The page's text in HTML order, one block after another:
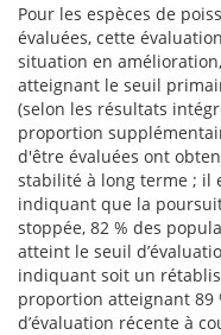
Pour les espèces de
évaluées, cette
situation en
atteignant le seuil
(selon les résultats
proportion
d'être évaluées ont
stabilité à long terme ; il
indiquant que la
stoppée, 82 % des
atteint le seuil
indiquant soit un
proportion atteignant 89
d’évaluation récente à